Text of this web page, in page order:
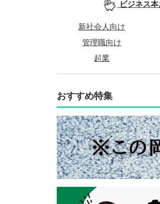
ビジネス
新社会人向け
管理職向け
起業
おすすめ特集